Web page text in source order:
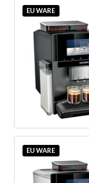
EU WARE
EU WARE